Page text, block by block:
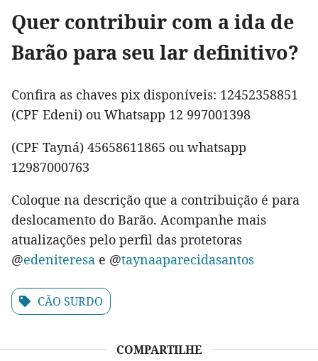
Quer contribuir com a ida de
Barão para seu lar definitivo?
Confira as chaves pix disponíveis: 12452358851
(CPF Edeni) ou Whatsapp 12 997001398
(CPF Tayná) 45658611865 ou whatsapp
12987000763
Coloque na descrição que a contribuição é para
deslocamento do Barão. Acompanhe mais
atualizações pelo perfil das protetoras
@edeniteresa e @taynaaparecidasantos
CÃO SURDO
COMPARTILHE